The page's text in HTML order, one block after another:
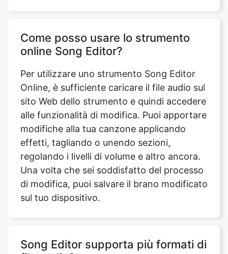
Online, è sufficiente caricare il file audio sul
sito Web dello strumento e quindi accedere
alle funzionalità di modifica. Puoi apportare
modifiche alla tua canzone applicando
effetti, tagliando o unendo sezioni,
regolando i livelli di volume e altro ancora.
Una volta che sei soddisfatto del processo
di modifica, puoi salvare il brano modificato
sul tuo dispositivo.
Song Editor supporta più formati di
gamma di formati di file audio, tra cui MP3,